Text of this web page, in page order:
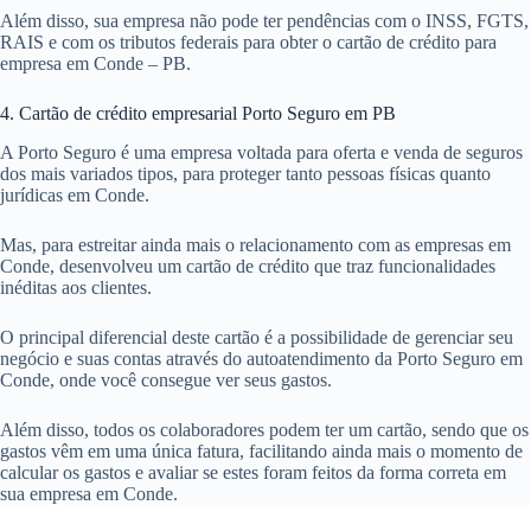
Além disso, sua empresa não pode ter pendências com o INSS, FGTS,
RAIS e com os tributos federais para obter o cartão de crédito para
empresa em Conde – PB.
4. Cartão de crédito empresarial Porto Seguro em PB
A Porto Seguro é uma empresa voltada para oferta e venda de seguros
dos mais variados tipos, para proteger tanto pessoas físicas quanto
jurídicas em Conde.
Mas, para estreitar ainda mais o relacionamento com as empresas em
Conde, desenvolveu um cartão de crédito que traz funcionalidades
inéditas aos clientes.
O principal diferencial deste cartão é a possibilidade de gerenciar seu
negócio e suas contas através do autoatendimento da Porto Seguro em
Conde, onde você consegue ver seus gastos.
Além disso, todos os colaboradores podem ter um cartão, sendo que os
gastos vêm em uma única fatura, facilitando ainda mais o momento de
calcular os gastos e avaliar se estes foram feitos da forma correta em
sua empresa em Conde.